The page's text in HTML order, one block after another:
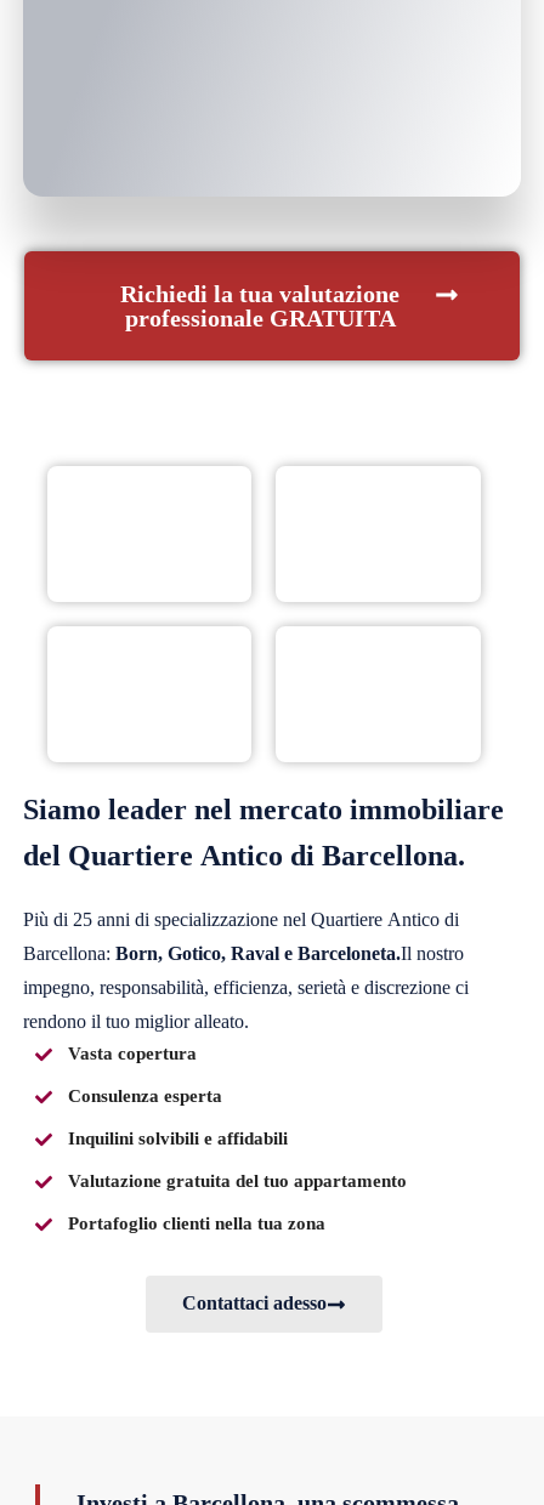
Richiedi la tua valutazione
professionale GRATUITA
Siamo leader nel mercato immobiliare
del Quartiere Antico di Barcellona.
Più di 25 anni di specializzazione nel Quartiere Antico di
Barcellona: Born, Gotico, Raval e Barceloneta.Il nostro
impegno, responsabilità, efficienza, serietà e discrezione ci
rendono il tuo miglior alleato.
Vasta copertura
Consulenza esperta
Inquilini solvibili e affidabili
Valutazione gratuita del tuo appartamento
Portafoglio clienti nella tua zona
Contattaci adesso